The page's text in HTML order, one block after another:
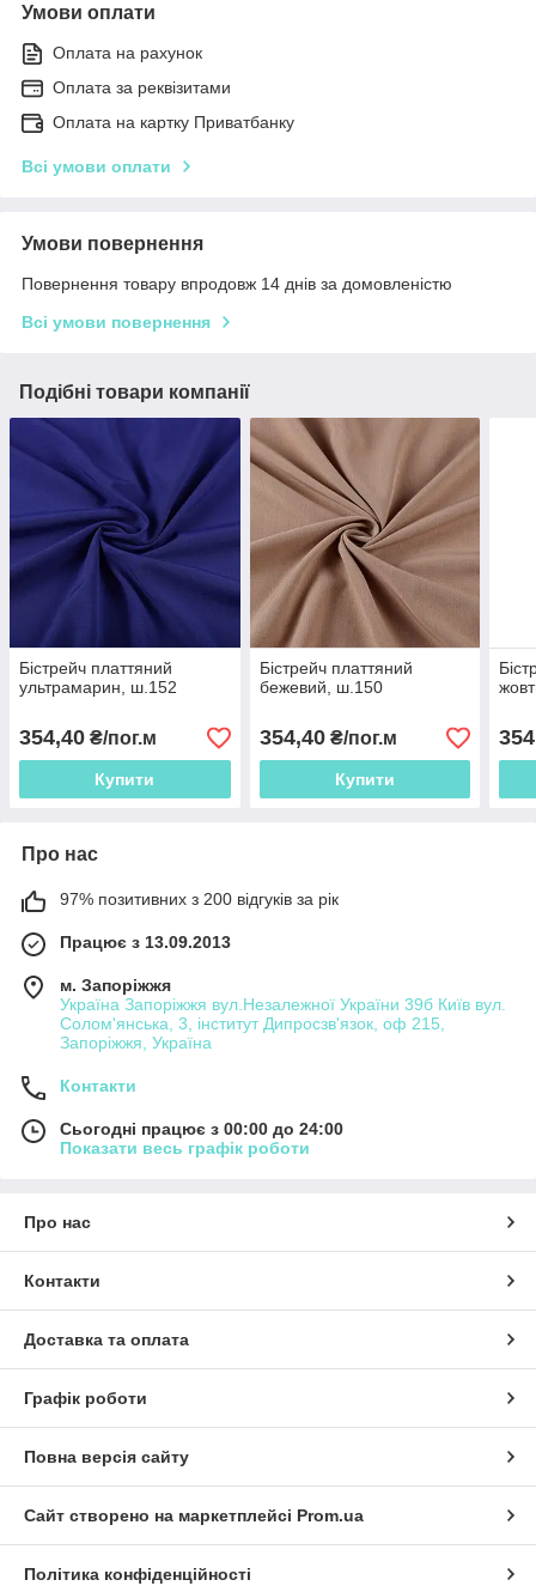
Умови оплати
Оплата на рахунок
Оплата за реквізитами
Оплата на картку Приватбанку
Всі умови оплати
Умови повернення
Повернення товару впродовж 14 днів за домовленістю
Всі умови повернення
Подібні товари компанії
Бістрейч платтяний
ультрамарин, ш.152
354,40 ₴/пог.м
Купити
Бістрейч платтяний
бежевий, ш.150
354,40₴/пог.м
Купити
Про нас
97% позитивних з 200 відгуків за рік
Працює з 13.09.2013
м. Запоріжжя
Україна Запоріжжя вул.Незалежної України 39б Київ вул.
Солом'янська, 3, інститут Дипросзв'язок, оф 215,
Запоріжжя, Україна
Контакти
Сьогодні працює з 00:00 до 24:00
Показати весь графік роботи
Про нас
Контакти
Доставка та оплата
Графік роботи
Повна версія сайту
Сайт створено на маркетплейсі Prom.ua
Політика конфіденційності